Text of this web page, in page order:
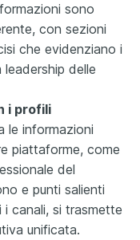
sono
con sezioni
che evidenziano i
leadership delle
i profili
le informazioni
piattaforme, come
del
e punti salienti
canali, si trasmette
unificata.